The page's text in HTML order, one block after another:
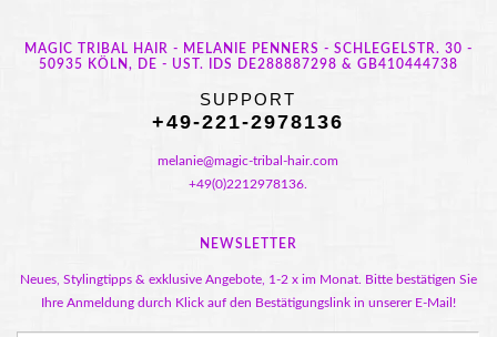
MAGIC TRIBAL HAIR - MELANIE PENNERS - SCHLEGELSTR. 30 -
50935 KÖLN, DE - UST. IDS DE288887298 & GB410444738
SUPPORT
+49-221-2978136
melanie@magic-tribal-hair.com
+49(0)2212978136.
NEWSLETTER
Neues, Stylingtipps & exklusive Angebote, 1-2 x im Monat. Bitte bestätigen Sie
Ihre Anmeldung durch Klick auf den Bestätigungslink in unserer E-Mail!